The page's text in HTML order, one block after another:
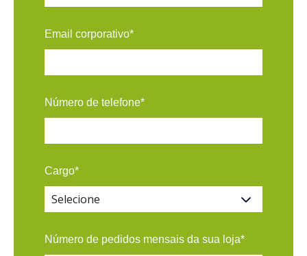
Email corporativo*
Número de telefone*
Cargo*
Número de pedidos mensais da sua loja*